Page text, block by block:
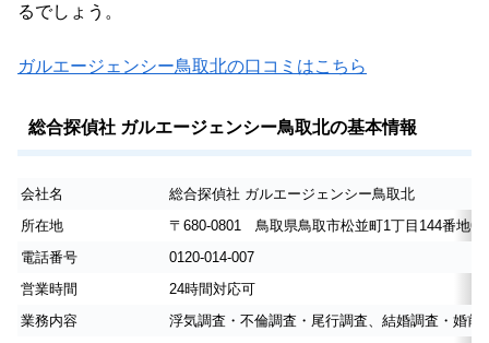
るでしょう。
ガルエージェンシー鳥取北の口コミはこちら
総合探偵社 ガルエージェンシー鳥取北の基本情報
会社名
総合探偵社 ガルエージェンシー鳥取北
所在地
〒680-0801 鳥取県鳥取市松並町1丁目144番地6
電話番号
0120-014-007
営業時間
24時間対応可
業務内容
浮気調査・不倫調査・尾行調査、結婚調査・婚